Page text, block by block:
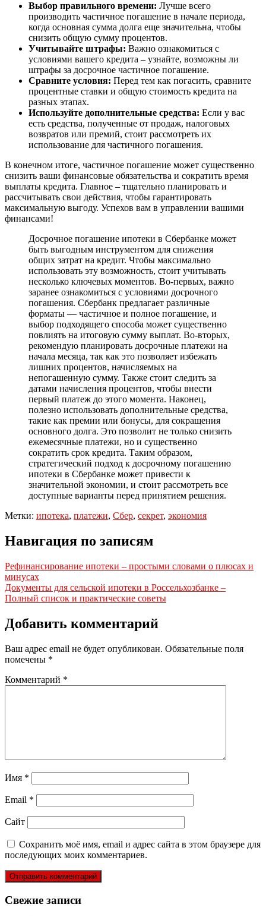
Выбор правильного времени: Лучше всего
производить частичное погашение в начале периода,
когда основная сумма долга еще значительна, чтобы
снизить общую сумму процентов.
Учитывайте штрафы: Важно ознакомиться с
условиями вашего кредита – узнайте, возможны ли
штрафы за досрочное частичное погашение.
Сравните условия: Перед тем как погасить, сравните
процентные ставки и общую стоимость кредита на
разных этапах.
Используйте дополнительные средства: Если у вас
есть средства, полученные от продаж, налоговых
возвратов или премий, стоит рассмотреть их
использование для частичного погашения.
В конечном итоге, частичное погашение может существенно
снизить ваши финансовые обязательства и сократить время
выплаты кредита. Главное – тщательно планировать и
рассчитывать свои действия, чтобы гарантировать
максимальную выгоду. Успехов вам в управлении вашими
финансами!
Досрочное погашение ипотеки в Сбербанке может
быть выгодным инструментом для снижения
общих затрат на кредит. Чтобы максимально
использовать эту возможность, стоит учитывать
несколько ключевых моментов. Во-первых, важно
заранее ознакомиться с условиями досрочного
погашения. Сбербанк предлагает различные
форматы — частичное и полное погашение, и
выбор подходящего способа может существенно
повлиять на итоговую сумму выплат. Во-вторых,
рекомендую планировать досрочные платежи на
начала месяца, так как это позволяет избежать
лишних процентов, начисляемых на
непогашенную сумму. Также стоит следить за
датами начисления процентов, чтобы внести
первый платеж до этого момента. Наконец,
полезно использовать дополнительные средства,
такие как премии или бонусы, для сокращения
основного долга. Это позволит не только снизить
ежемесячные платежи, но и существенно
сократить срок кредита. Таким образом,
стратегический подход к досрочному погашению
ипотеки в Сбербанке может привести к
значительной экономии, и стоит рассмотреть все
доступные варианты перед принятием решения.
Метки: ипотека, платежи, Сбер, секрет, экономия
Навигация по записям
Рефинансирование ипотеки – простыми словами о плюсах и
минусах
Документы для сельской ипотеки в Россельхозбанке –
Полный список и практические советы
Добавить комментарий
Ваш адрес email не будет опубликован. Обязательные поля
помечены *
Комментарий *
Имя *
Email *
Сайт
Сохранить моё имя, email и адрес сайта в этом браузере для
последующих моих комментариев.
Свежие записи